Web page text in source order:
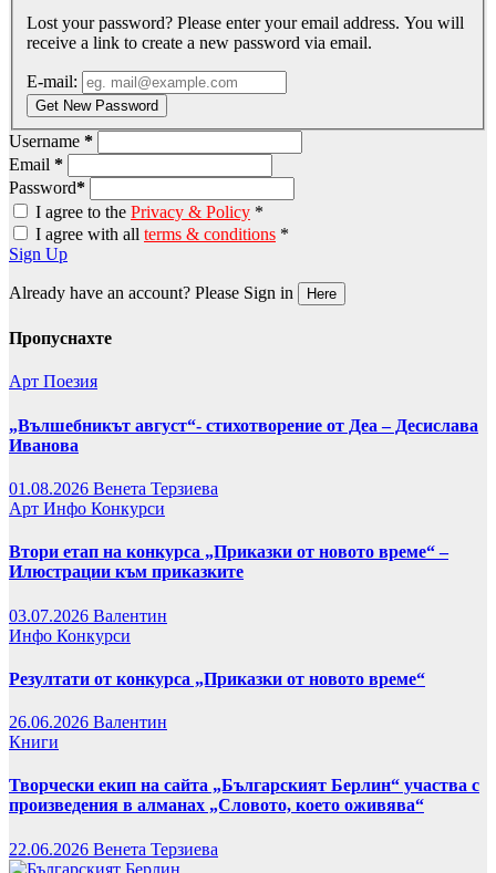
Lost your password? Please enter your email address. You will
receive a link to create a new password via email.
E-mail:
Get New Password
Username *
Email *
Password*
I agree to the Privacy & Policy *
I agree with all terms & conditions *
Sign Up
Already have an account? Please Sign in Here
Пропуснахте
Арт Поезия
„Вълшебникът август“- стихотворение от Деа – Десислава
Иванова
01.08.2026 Венета Терзиева
Арт Инфо Конкурси
Втори етап на конкурса „Приказки от новото време“ –
Илюстрации към приказките
03.07.2026 Валентин
Инфо Конкурси
Резултати от конкурса „Приказки от новото време“
26.06.2026 Валентин
Книги
Творчески екип на сайта „Българският Берлин“ участва с
произведения в алманах „Словото, което оживява“
22.06.2026 Венета Терзиева